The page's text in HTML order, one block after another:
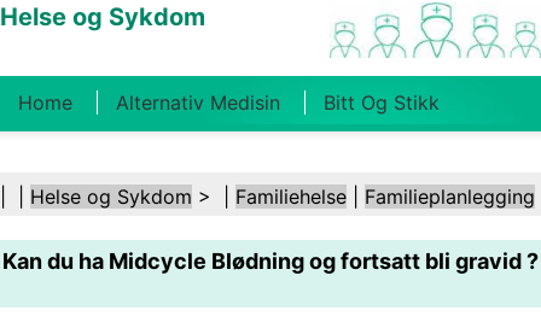
Helse og Sykdom
Home Alternativ Medisin Bitt Og Stikk
Kosthold Og Ernæring Familiehelse
Helsebransjen Psykisk Helse Folkehelse Og
Sikkerhet Kirurgi Og Prosedyrer Helse
Helse og Sykdom > | Familiehelse Familieplanlegging
Kan du ha Midcycle Blødning og fortsatt bli gravid ?